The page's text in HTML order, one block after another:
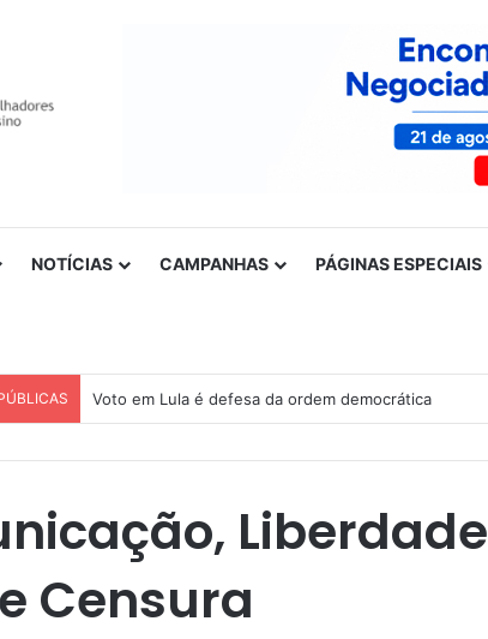
NOTÍCIAS CAMPANHAS PÁGINAS ESPECIAIS
Voto em Lula é defesa da ordem democrática
Liberdade
Censura